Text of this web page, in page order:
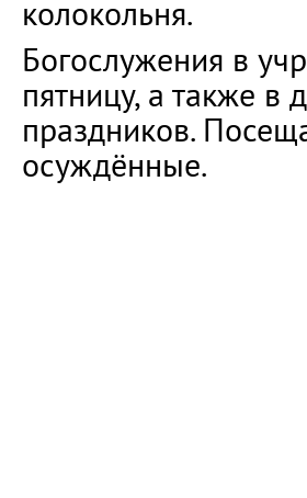
колокольня.
Богослужения в
пятницу, а также
праздников.
осуждённые.